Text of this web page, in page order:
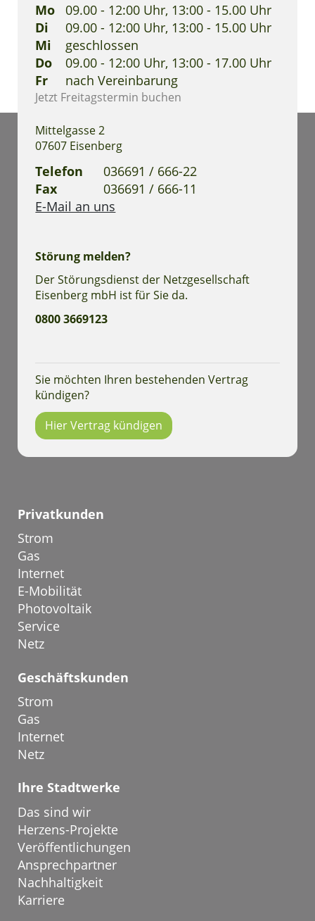
Mo
09.00 - 12:00 Uhr, 13:00 - 15.00 Uhr
Di
09.00 - 12:00 Uhr, 13:00 - 15.00 Uhr
Mi
geschlossen
Do
09.00 - 12:00 Uhr, 13:00 - 17.00 Uhr
Fr
nach Vereinbarung
Jetzt Freitagstermin buchen
Mittelgasse 2
07607 Eisenberg
Telefon
036691 / 666-22
Fax
036691 / 666-11
E-Mail an uns
Störung melden?
Der Störungsdienst der Netzgesellschaft
Eisenberg mbH ist für Sie da.
0800 3669123
Sie möchten Ihren bestehenden Vertrag
kündigen?
Hier Vertrag kündigen
Privatkunden
Strom
Gas
Internet
E-Mobilität
Photovoltaik
Service
Netz
Geschäftskunden
Strom
Gas
Internet
Netz
Ihre Stadtwerke
Das sind wir
Herzens-Projekte
Veröffentlichungen
Ansprechpartner
Nachhaltigkeit
Karriere